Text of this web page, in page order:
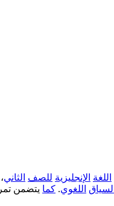
اللغة الإنجليزية للصف الثاني،
السياق اللغوي. كما يتضمن